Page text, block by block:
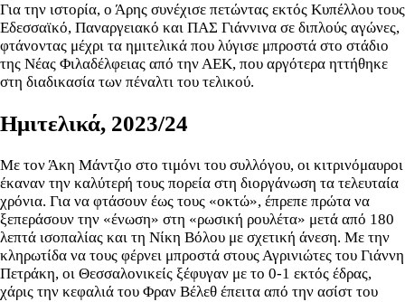
Για την ιστορία, ο Άρης συνέχισε πετώντας εκτός Κυπέλλου τους
Εδεσσαϊκό, Παναργειακό και ΠΑΣ Γιάννινα σε διπλούς αγώνες,
φτάνοντας μέχρι τα ημιτελικά που λύγισε μπροστά στο στάδιο
της Νέας Φιλαδέλφειας από την ΑΕΚ, που αργότερα ηττήθηκε
στη διαδικασία των πέναλτι του τελικού.
Ημιτελικά, 2023/24
Με τον Άκη Μάντζιο στο τιμόνι του συλλόγου, οι κιτρινόμαυροι
έκαναν την καλύτερή τους πορεία στη διοργάνωση τα τελευταία
χρόνια. Για να φτάσουν έως τους «οκτώ», έπρεπε πρώτα να
ξεπεράσουν την «ένωση» στη «ρωσική ρουλέτα» μετά από 180
λεπτά ισοπαλίας και τη Νίκη Βόλου με σχετική άνεση. Με την
κληρωτίδα να τους φέρνει μπροστά στους Αγρινιώτες του Γιάννη
Πετράκη, οι Θεσσαλονικείς ξέφυγαν με το 0-1 εκτός έδρας,
χάρις την κεφαλιά του Φραν Βέλεθ έπειτα από την ασίστ του